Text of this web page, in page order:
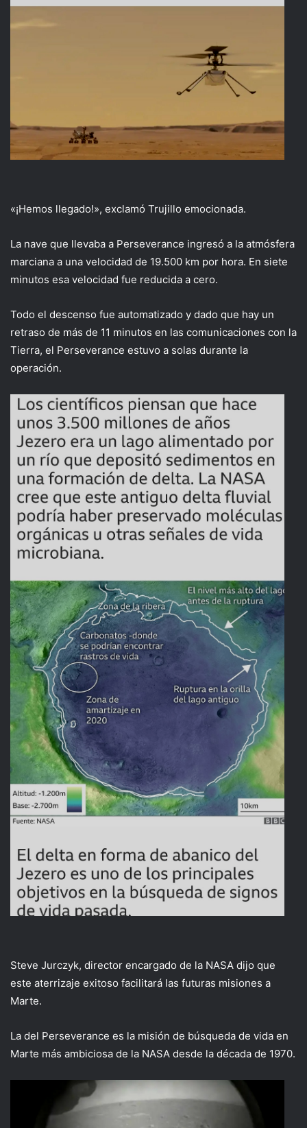
«¡Hemos llegado!», exclamó Trujillo emocionada.
La nave que llevaba a Perseverance ingresó a la atmósfera
marciana a una velocidad de 19.500 km por hora. En siete
minutos esa velocidad fue reducida a cero.
Todo el descenso fue automatizado y dado que hay un
retraso de más de 11 minutos en las comunicaciones con la
Tierra, el Perseverance estuvo a solas durante la
operación.
Steve Jurczyk, director encargado de la NASA dijo que
este aterrizaje exitoso facilitará las futuras misiones a
Marte.
La del Perseverance es la misión de búsqueda de vida en
Marte más ambiciosa de la NASA desde la década de 1970.